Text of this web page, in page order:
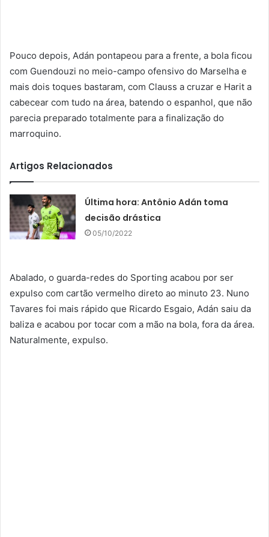
Pouco depois, Adán pontapeou para a frente, a bola ficou
com Guendouzi no meio-campo ofensivo do Marselha e
mais dois toques bastaram, com Clauss a cruzar e Harit a
cabecear com tudo na área, batendo o espanhol, que não
parecia preparado totalmente para a finalização do
marroquino.
Artigos Relacionados
Última hora: Antônio Adán toma
decisão drástica
05/10/2022
Abalado, o guarda-redes do Sporting acabou por ser
expulso com cartão vermelho direto ao minuto 23. Nuno
Tavares foi mais rápido que Ricardo Esgaio, Adán saiu da
baliza e acabou por tocar com a mão na bola, fora da área.
Naturalmente, expulso.